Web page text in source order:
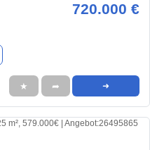
720.000 €
★ ➦ ➜